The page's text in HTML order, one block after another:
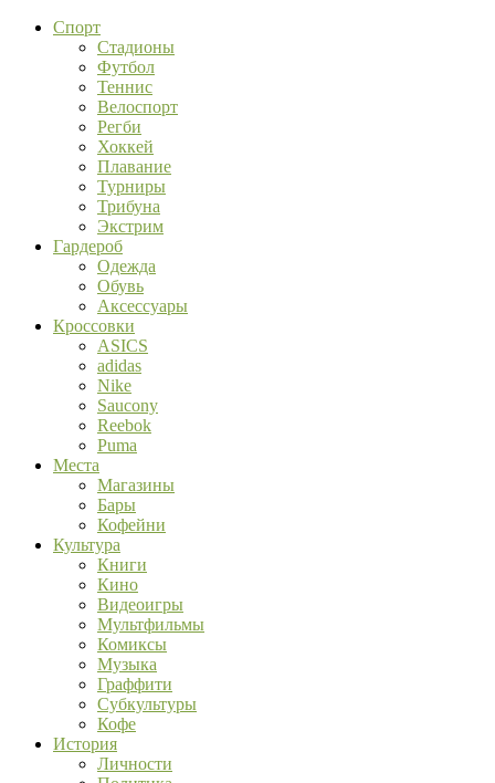
Спорт
Стадионы
Футбол
Теннис
Велоспорт
Регби
Хоккей
Плавание
Турниры
Трибуна
Экстрим
Гардероб
Одежда
Обувь
Аксессуары
Кроссовки
ASICS
adidas
Nike
Saucony
Reebok
Puma
Места
Магазины
Бары
Кофейни
Культура
Книги
Кино
Видеоигры
Мультфильмы
Комиксы
Музыка
Граффити
Субкультуры
Кофе
История
Личности